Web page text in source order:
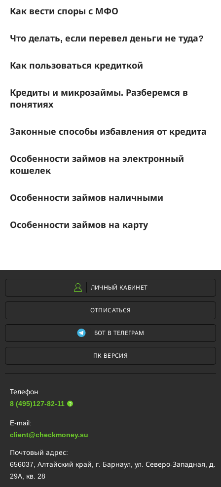
Как вести споры с МФО
Что делать, если перевел деньги не туда?
Как пользоваться кредиткой
Кредиты и микрозаймы. Разберемся в
понятиях
Законные способы избавления от кредита
Особенности займов на электронный
кошелек
Особенности займов наличными
Особенности займов на карту
ЛИЧНЫЙ КАБИНЕТ
ОТПИСАТЬСЯ
БОТ В ТЕЛЕГРАМ
ПК ВЕРСИЯ
Телефон:
8 (495)127-82-11
?
E-mail:
client@checkmoney.su
Почтовый адрес:
656037, Алтайский край, г. Барнаул, ул. Северо-Западная, д.
29А, кв. 28